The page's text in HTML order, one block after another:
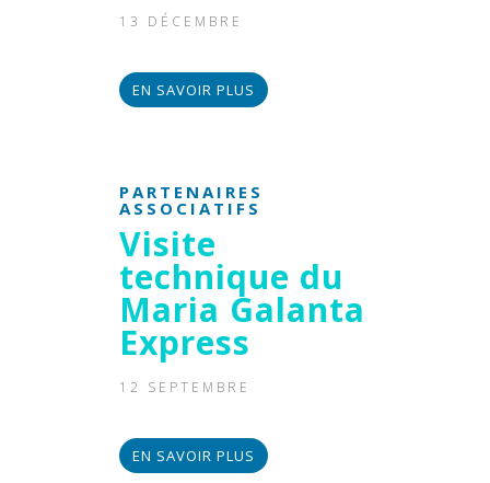
13 DÉCEMBRE
EN SAVOIR PLUS
PARTENAIRES
ASSOCIATIFS
Visite
technique du
Maria Galanta
Express
12 SEPTEMBRE
EN SAVOIR PLUS